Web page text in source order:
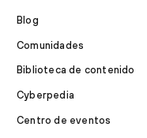
Blog
Comunidades
Biblioteca de contenido
Cyberpedia
Centro de eventos